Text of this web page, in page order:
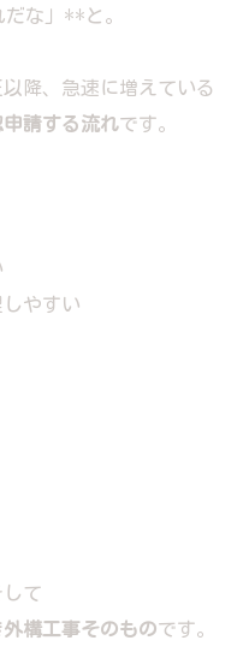
な」**と。
降、急速に増えている
請する流れです。
やすい
して
構工事そのものです。